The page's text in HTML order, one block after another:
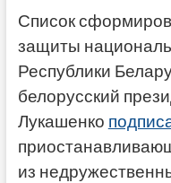
Список
защиты
Республики
белорусский
Лукашенко
из